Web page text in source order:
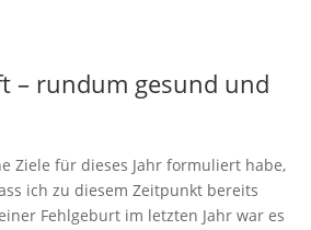
– rundum gesund und
Ziele für dieses Jahr formuliert habe,
ich zu diesem Zeitpunkt bereits
Fehlgeburt im letzten Jahr war es